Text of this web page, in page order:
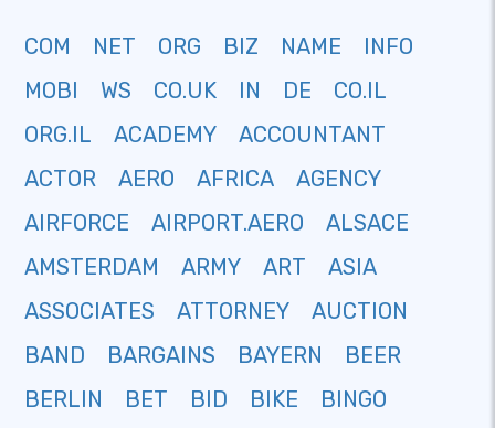
COM NET ORG BIZ NAME
INFO
MOBI
WS CO.UK IN DE
CO.IL
ORG.IL
ACADEMY
ACCOUNTANT
ACTOR
AERO AFRICA
AGENCY
AIRFORCE
AIRPORT.AERO
ALSACE
AMSTERDAM
ARMY ART
ASIA
ASSOCIATES
ATTORNEY
AUCTION
BAND
BARGAINS BAYERN
BEER
BERLIN
BET BID BIKE
BINGO